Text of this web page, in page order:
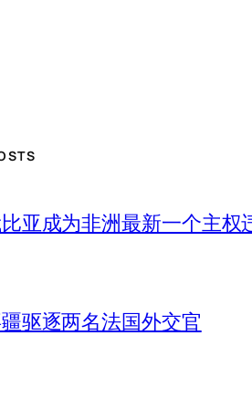
亚成为非洲最新一个主权
驱逐两名法国外交官